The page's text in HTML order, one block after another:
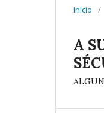
Início /
A